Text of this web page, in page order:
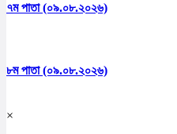
৭ম পাতা (০৯.০৮.২০২৬)
৮ম পাতা (০৯.০৮.২০২৬)
×